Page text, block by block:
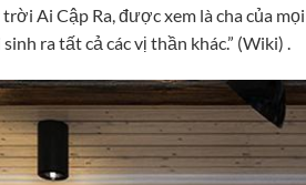
Ai Cập Ra, được xem là cha của
ra tất cả các vị thần khác.” (Wiki) .